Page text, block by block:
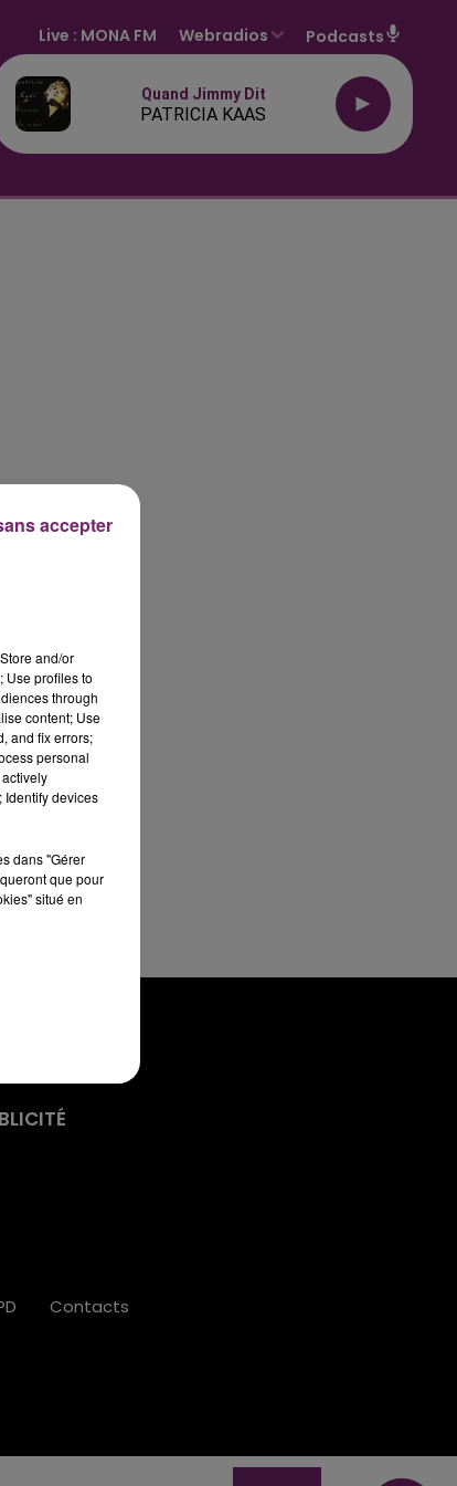
Live : MONA FM Webradios Podcasts
Quand Jimmy Dit
PATRICIA KAAS
Contacts
and/or
Use profiles to
through
content; Use
and fix errors;
personal
Identify devices
dans "Gérer
que pour
situé en
accepter